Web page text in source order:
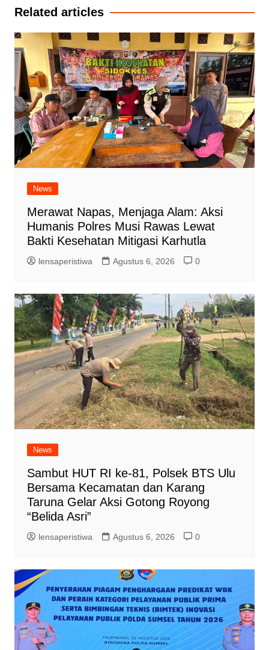
Related articles
News
Merawat Napas, Menjaga Alam: Aksi
Humanis Polres Musi Rawas Lewat
Bakti Kesehatan Mitigasi Karhutla
lensaperistiwa Agustus 6, 2026 0
News
Sambut HUT RI ke-81, Polsek BTS Ulu
Bersama Kecamatan dan Karang
Taruna Gelar Aksi Gotong Royong
“Belida Asri”
lensaperistiwa Agustus 6, 2026 0